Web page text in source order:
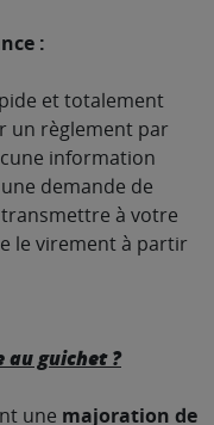
:
et totalement
un règlement par
information
demande de
à votre
le virement à partir
au guichet ?
une majoration de